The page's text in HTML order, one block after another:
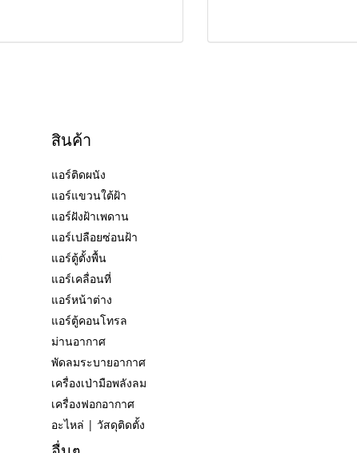
สินค้า
แอร์ติดผนัง
แอร์แขวนใต้ฝ้า
แอร์ฝังฝ้าเพดาน
แอร์เปลือยซ่อนฝ้า
แอร์ตู้ตั้งพื้น
แอร์เคลื่อนที่
แอร์หน้าต่าง
แอร์ตู้คอนโทรล
ม่านอากาศ
พัดลมระบายอากาศ
เครื่องเป่ามือพลังลม
เครื่องฟอกอากาศ
อะไหล่ | วัสดุติดตั้ง